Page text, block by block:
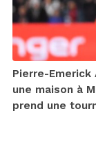
Pierre-Emerick
une maison à
prend une